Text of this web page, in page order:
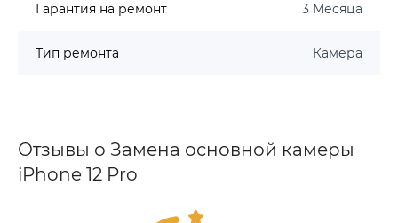
Гарантия на ремонт 3 Месяца
Тип ремонта Камера
Отзывы о Замена основной камеры
iPhone 12 Pro